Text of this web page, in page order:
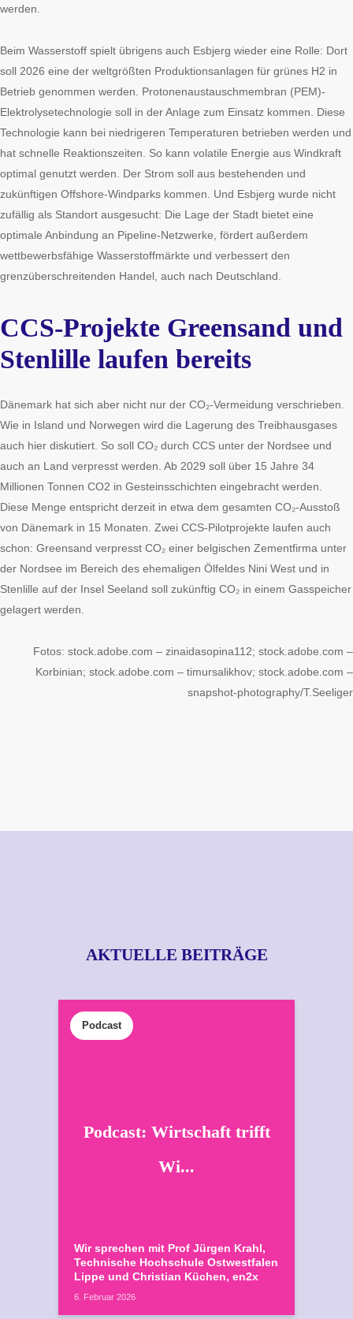
werden.
Beim Wasserstoff spielt übrigens auch Esbjerg wieder eine Rolle: Dort
soll 2026 eine der weltgrößten Produktionsanlagen für grünes H2 in
Betrieb genommen werden. Protonenaustauschmembran (PEM)-
Elektrolysetechnologie soll in der Anlage zum Einsatz kommen. Diese
Technologie kann bei niedrigeren Temperaturen betrieben werden und
hat schnelle Reaktionszeiten. So kann volatile Energie aus Windkraft
optimal genutzt werden. Der Strom soll aus bestehenden und
zukünftigen Offshore-Windparks kommen. Und Esbjerg wurde nicht
zufällig als Standort ausgesucht: Die Lage der Stadt bietet eine
optimale Anbindung an Pipeline-Netzwerke, fördert außerdem
wettbewerbsfähige Wasserstoffmärkte und verbessert den
grenzüberschreitenden Handel, auch nach Deutschland.
CCS-Projekte Greensand und
Stenlille laufen bereits
Dänemark hat sich aber nicht nur der CO₂-Vermeidung verschrieben.
Wie in Island und Norwegen wird die Lagerung des Treibhausgases
auch hier diskutiert. So soll CO₂ durch CCS unter der Nordsee und
auch an Land verpresst werden. Ab 2029 soll über 15 Jahre 34
Millionen Tonnen CO2 in Gesteinsschichten eingebracht werden.
Diese Menge entspricht derzeit in etwa dem gesamten CO₂-Ausstoß
von Dänemark in 15 Monaten. Zwei CCS-Pilotprojekte laufen auch
schon: Greensand verpresst CO₂ einer belgischen Zementfirma unter
der Nordsee im Bereich des ehemaligen Ölfeldes Nini West und in
Stenlille auf der Insel Seeland soll zukünftig CO₂ in einem Gasspeicher
gelagert werden.
Fotos: stock.adobe.com – zinaidasopina112; stock.adobe.com –
Korbinian; stock.adobe.com – timursalikhov; stock.adobe.com –
snapshot-photography/T.Seeliger
AKTUELLE BEITRÄGE
Podcast
Podcast: Wirtschaft trifft
Wi...
Wir sprechen mit Prof Jürgen Krahl,
Technische Hochschule Ostwestfalen
Lippe und Christian Küchen, en2x
6. Februar 2026